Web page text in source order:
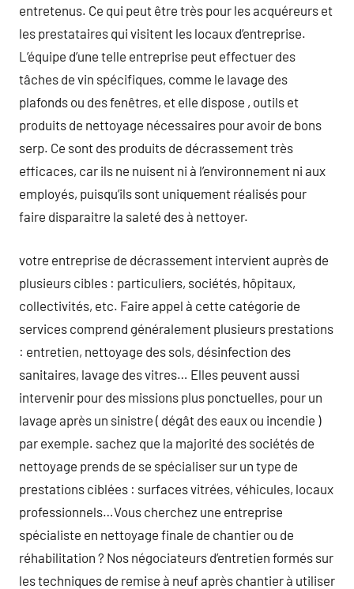
entretenus. Ce qui peut être très pour les acquéreurs et
les prestataires qui visitent les locaux d’entreprise.
L’équipe d’une telle entreprise peut effectuer des
tâches de vin spécifiques, comme le lavage des
plafonds ou des fenêtres, et elle dispose , outils et
produits de nettoyage nécessaires pour avoir de bons
serp. Ce sont des produits de décrassement très
efficaces, car ils ne nuisent ni à l’environnement ni aux
employés, puisqu’ils sont uniquement réalisés pour
faire disparaitre la saleté des à nettoyer.
votre entreprise de décrassement intervient auprès de
plusieurs cibles : particuliers, sociétés, hôpitaux,
collectivités, etc. Faire appel à cette catégorie de
services comprend généralement plusieurs prestations
: entretien, nettoyage des sols, désinfection des
sanitaires, lavage des vitres… Elles peuvent aussi
intervenir pour des missions plus ponctuelles, pour un
lavage après un sinistre ( dégât des eaux ou incendie )
par exemple. sachez que la majorité des sociétés de
nettoyage prends de se spécialiser sur un type de
prestations ciblées : surfaces vitrées, véhicules, locaux
professionnels…Vous cherchez une entreprise
spécialiste en nettoyage finale de chantier ou de
réhabilitation ? Nos négociateurs d’entretien formés sur
les techniques de remise à neuf après chantier à utiliser